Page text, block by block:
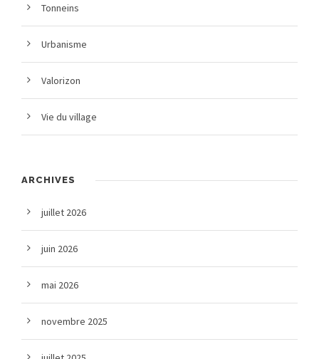
Tonneins
Urbanisme
Valorizon
Vie du village
ARCHIVES
juillet 2026
juin 2026
mai 2026
novembre 2025